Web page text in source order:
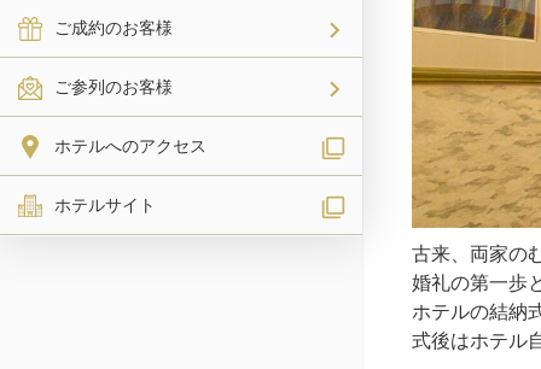
古来、両家の
婚礼の第一歩
ホテルの結納
式後はホテル
ご成約のお客様
ご参列のお客様
ホテルへのアクセス
ホテルサイト